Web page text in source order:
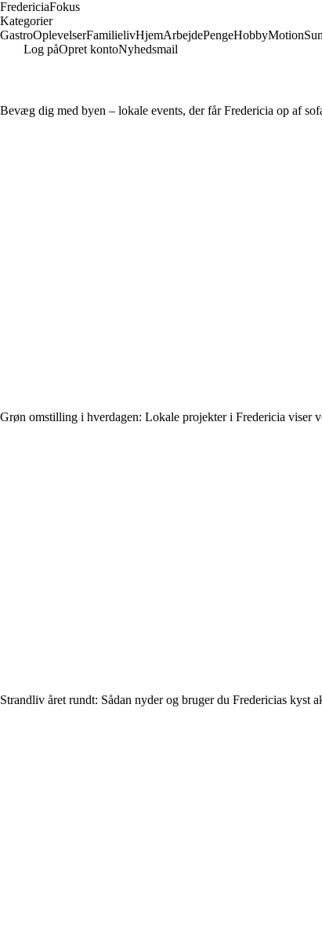
FredericiaFokus
Kategorier
GastroOplevelserFamilielivHjemArbejdePengeHobbyMotion
Log påOpret kontoNyhedsmail
Bevæg dig med byen – lokale events, der får Fredericia op af
Grøn omstilling i hverdagen: Lokale projekter i Fredericia viser
Strandliv året rundt: Sådan nyder og bruger du Fredericias kyst